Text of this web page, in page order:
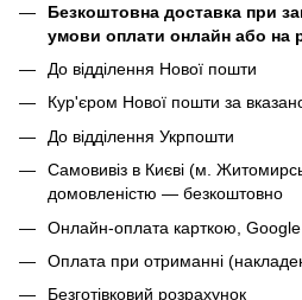
Безкоштовна доставка при
умови оплати онлайн або на
До відділення Нової пошти
Кур'єром Нової пошти за
До відділення Укрпошти
Самовивіз в Києві (м.
домовленістю — безкоштовно
Онлайн-оплата карткою,
Оплата при отриманні
Безготівковий розрахунок